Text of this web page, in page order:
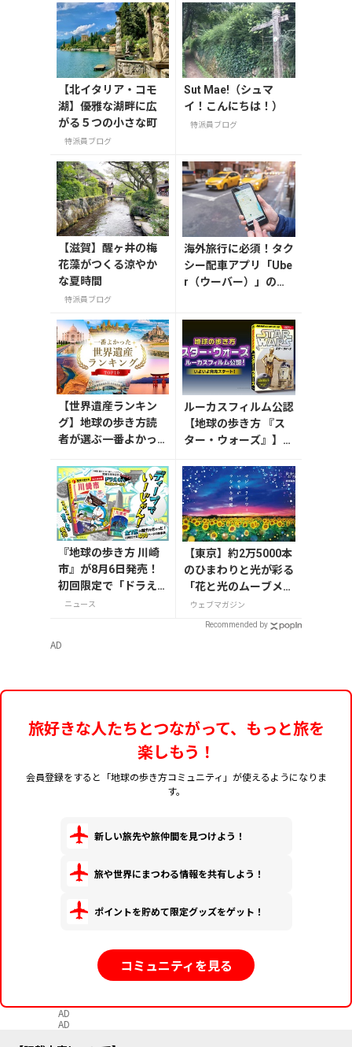
【北イタリア・コモ
湖】優雅な湖畔に広
がる５つの小さな町
特派員ブログ
Sut Mae!（シュマ
イ！こんにちは！）
特派員ブログ
【滋賀】醒ヶ井の梅
花藻がつくる涼やか
な夏時間
特派員ブログ
海外旅行に必須！タク
シー配車アプリ「Ube
r（ウーバー）」の登
【世界遺産ランキン
グ】地球の歩き方読
者が選ぶ一番よかっ
ルーカスフィルム公認
【地球の歩き方 『ス
ター・ウォーズ』】が
定版はホログラム仕様
の特製リバーシブル帯
付き
『地球の歩き方 川崎
市』が8月6日発売！
初回限定で「ドラえ
もん」描き下ろし特
ニュース
【東京】約2万5000本
のひまわりと光が彩る
「花と光のムーブメン
ト」が葛西臨海公園で
7月31日から開催
ウェブマガジン
Recommended by
AD
旅好きな人たちとつながって、もっと旅を
楽しもう！
会員登録をすると「地球の歩き方コミュニティ」が使えるようになりま
す。
新しい旅先や旅仲間を見つけよう！
旅や世界にまつわる情報を共有しよう！
ポイントを貯めて限定グッズをゲット！
コミュニティを見る
AD
AD